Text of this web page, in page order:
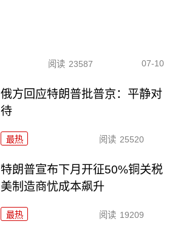
阅读 23587 07-10
俄方回应特朗普批普京：平静对
待
最热 阅读 25520
特朗普宣布下月开征50%铜关税
美制造商忧成本飙升
最热 阅读 19209